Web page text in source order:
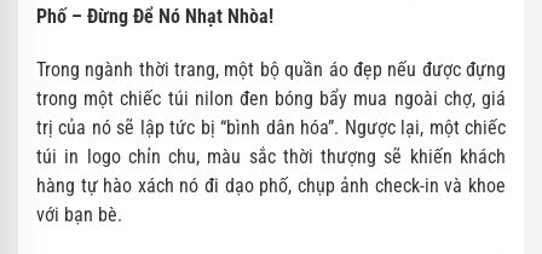
Phố – Đừng Để Nó Nhạt Nhòa!
Trong ngành thời trang, một bộ quần áo đẹp nếu được đựng
trong một chiếc túi nilon đen bóng bẩy mua ngoài chợ, giá
trị của nó sẽ lập tức bị “bình dân hóa”. Ngược lại, một chiếc
túi in logo chỉn chu, màu sắc thời thượng sẽ khiến khách
hàng tự hào xách nó đi dạo phố, chụp ảnh check-in và khoe
với bạn bè.